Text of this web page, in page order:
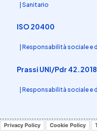
| Sanitario
ISO 20400
| Responsabilità sociale e
Prassi UNI/Pdr 42.2018
| Responsabilità sociale e
Privacy Policy Cookie Policy